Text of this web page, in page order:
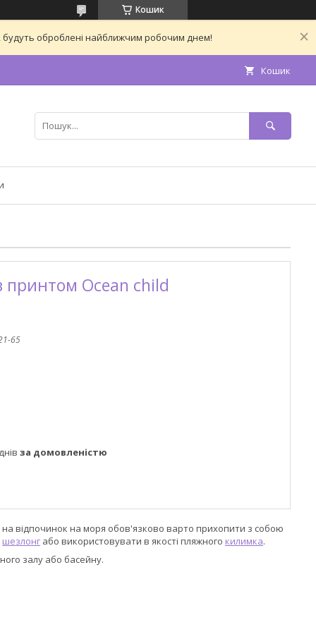
Кошик
будуть оброблені найближчим робочим днем!
Кошик
Ocean child
65
за домовленістю
відпочинок на моря обов'язково варто прихопити з собою
шезлонг або використовувати в якості пляжного килимка.
залу або басейну.